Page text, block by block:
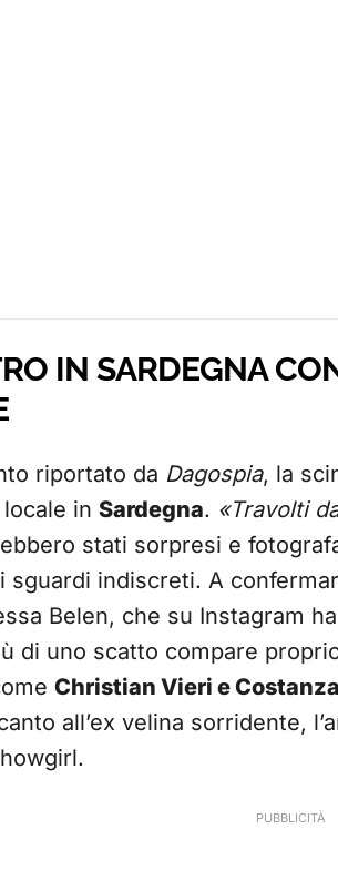
IN SARDEGNA
riportato da Dagospia, la
locale in Sardegna. «Travolti
stati sorpresi e
sguardi indiscreti. A
Belen, che su Instagram
di uno scatto compare
Christian Vieri e
all’ex velina sorridente,